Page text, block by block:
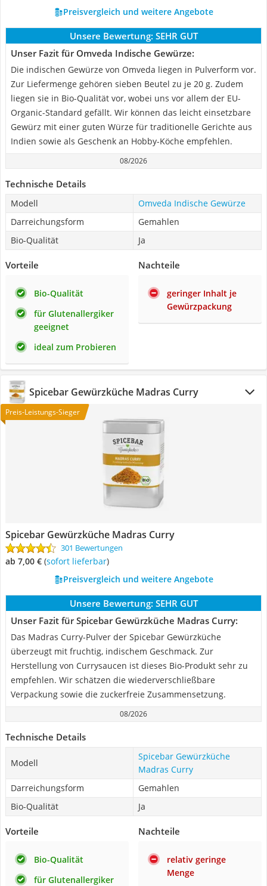
Preisvergleich und weitere Angebote
Unsere Bewertung: SEHR GUT
Unser Fazit für Omveda Indische Gewürze:
Die indischen Gewürze von Omveda liegen in Pulverform vor.
Zur Liefermenge gehören sieben Beutel zu je 20 g. Zudem
liegen sie in Bio-Qualität vor, wobei uns vor allem der EU-
Organic-Standard gefällt. Wir können das leicht einsetzbare
Gewürz mit einer guten Würze für traditionelle Gerichte aus
Indien sowie als Geschenk an Hobby-Köche empfehlen.
08/2026
Technische Details
Modell
Omveda Indische Gewürze
Darreichungsform
Gemahlen
Bio-Qualität
Ja
Vorteile
Bio-Qualität
für Glutenallergiker
geeignet
ideal zum Probieren
Nachteile
geringer Inhalt je
Gewürzpackung
Spicebar Gewürzküche Madras Curry
Preis-Leistungs-Sieger
Spicebar Gewürzküche Madras Curry
301 Bewertungen
ab 7,00 € ( Sofort lieferbar)
Preisvergleich und weitere Angebote
Unsere Bewertung: SEHR GUT
Unser Fazit für Spicebar Gewürzküche Madras Curry:
Das Madras Curry-Pulver der Spicebar Gewürzküche
überzeugt mit fruchtig, indischem Geschmack. Zur
Herstellung von Currysaucen ist dieses Bio-Produkt sehr zu
empfehlen. Wir schätzen die wiederverschließbare
Verpackung sowie die zuckerfreie Zusammensetzung.
08/2026
Technische Details
Modell
Spicebar Gewürzküche
Madras Curry
Darreichungsform
Gemahlen
Bio-Qualität
Ja
Vorteile
Bio-Qualität
für Glutenallergiker
Nachteile
relativ geringe
Menge